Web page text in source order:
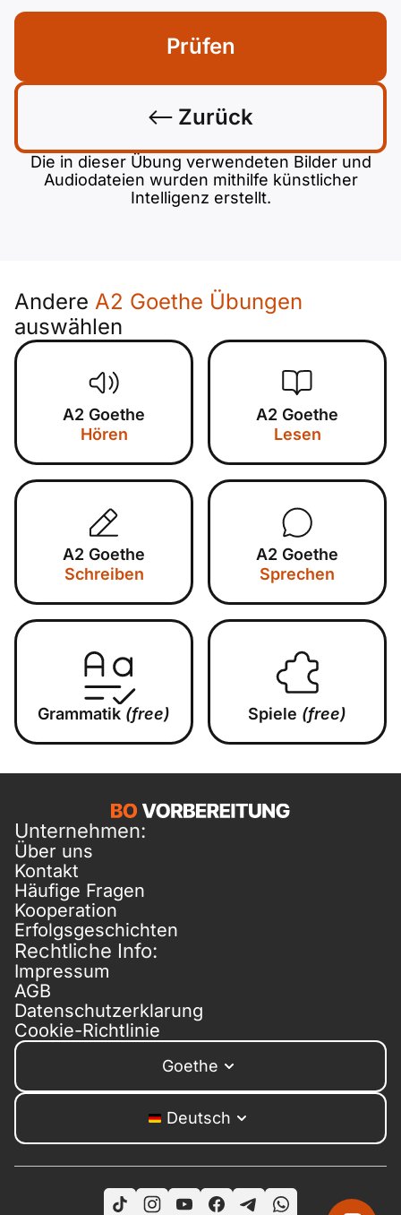
Zurück
Prüfen
Die in dieser Übung verwendeten Bilder und
Audiodateien wurden mithilfe künstlicher
Intelligenz erstellt.
Andere A2 Goethe Übungen
auswählen
A2 Goethe
Hören
A2 Goethe
Lesen
A2 Goethe
Schreiben
A2 Goethe
Sprechen
Grammatik (free) Spiele (free)
Unternehmen:
Über uns
Kontakt
Häufige Fragen
Kooperation
Erfolgsgeschichten
Rechtliche Info:
Impressum
AGB
Datenschutzerklarung
Cookie-Richtlinie
Goethe
Deutsch